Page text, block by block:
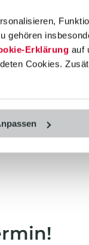
gehören
Erklärung auf
Cookies.